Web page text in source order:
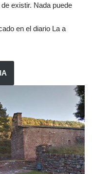
existir. Nada puede
en el diario La a